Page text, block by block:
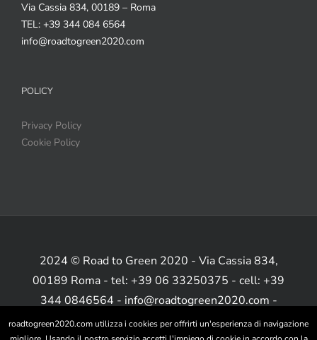
Via Cassia 834, 00189 – Roma
TEL: +39 344 084 6564
info@roadtogreen2020.com
POLICY
Privacy Policy
Cookie Policy
2024 © Road to Green 2020 - Via Cassia 834,
00189 Roma - tel: +39 06 33250375 - cell: +39
344 0846564 - info@roadtogreen2020.com -
www.roadtogreen2020.com
roadtogreen2020.com utilizza i cookies per offrirti un'esperienza di navigazione